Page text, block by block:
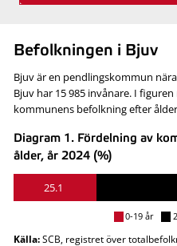
Befolkningen i Bjuv
Bjuv är en pendlingskommun
Bjuv har 15 985 invånare. I
kommunens befolkning efter
Diagram 1. Fördelning av
ålder, år 2024 (%)
25.1
0-19 år
Källa:SCB, registret över